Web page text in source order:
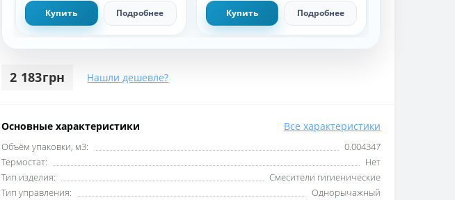
Купить Подробнее Купить Подробнее
2 183грн Нашли дешевле?
Основные характеристики Все характеристики
Объём упаковки, м3:
0.004347
Термостат:
Нет
Тип изделия:
Смесители гигиенические
Тип управления:
Однорычажный